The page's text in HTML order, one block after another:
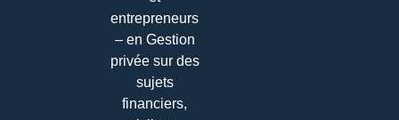
entrepreneurs
– en Gestion
privée sur des
sujets
financiers,